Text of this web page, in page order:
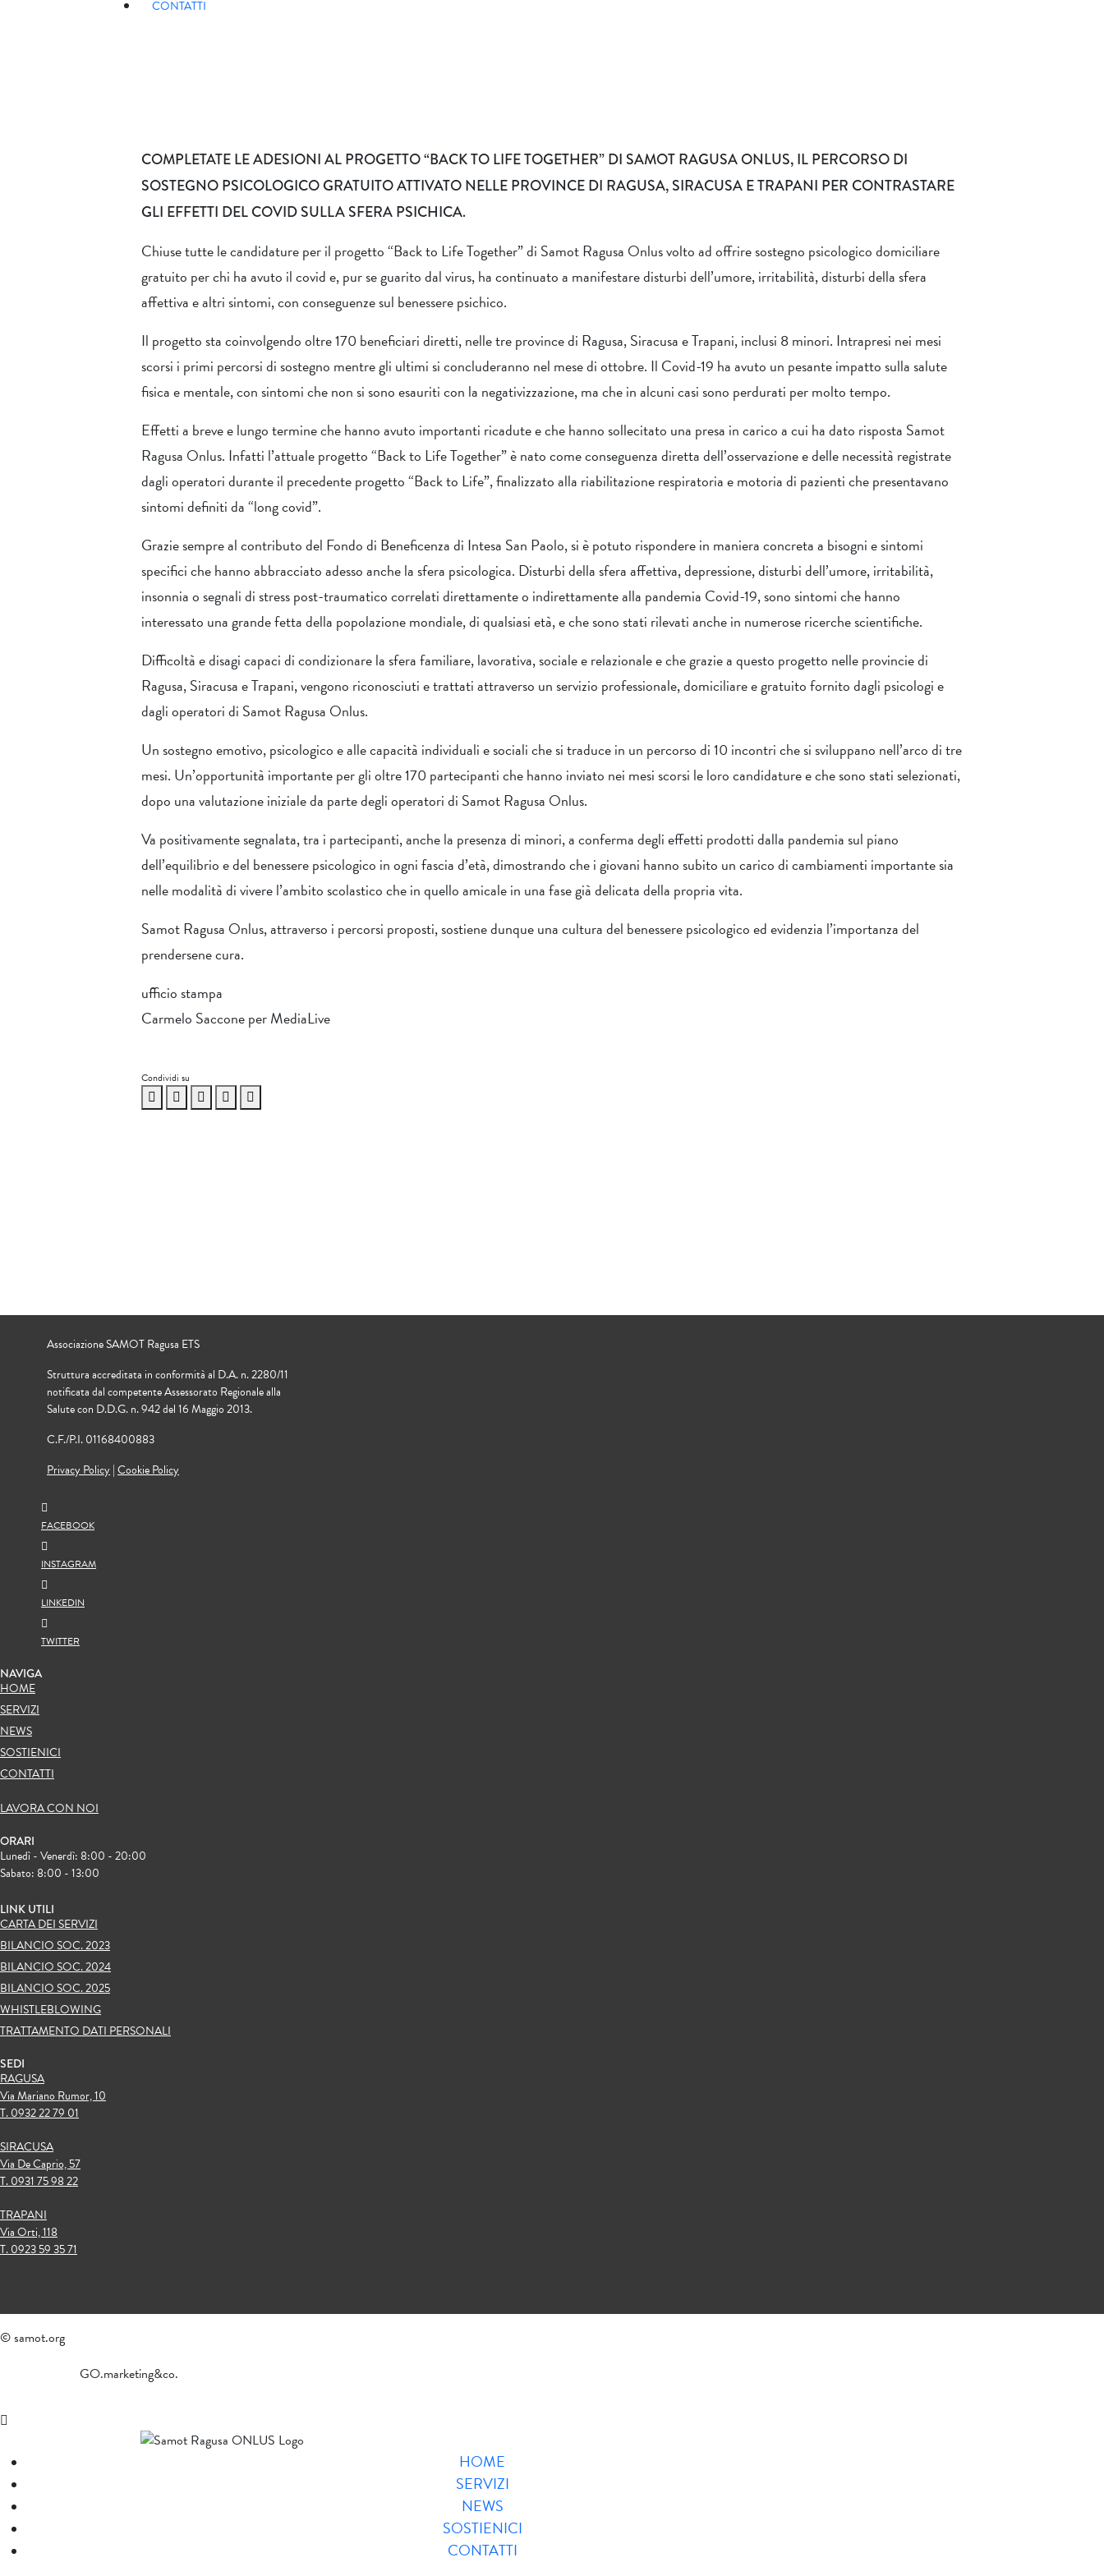
CONTATTI
COMPLETATE LE ADESIONI AL PROGETTO “BACK TO LIFE TOGETHER” DI SAMOT RAGUSA ONLUS, IL PERCORSO DI
SOSTEGNO PSICOLOGICO GRATUITO ATTIVATO NELLE PROVINCE DI RAGUSA, SIRACUSA E TRAPANI PER CONTRASTARE
GLI EFFETTI DEL COVID SULLA SFERA PSICHICA.
Chiuse tutte le candidature per il progetto “Back to Life Together” di Samot Ragusa Onlus volto ad offrire sostegno psicologico domiciliare
gratuito per chi ha avuto il covid e, pur se guarito dal virus, ha continuato a manifestare disturbi dell’umore, irritabilità, disturbi della sfera
affettiva e altri sintomi, con conseguenze sul benessere psichico.
Il progetto sta coinvolgendo oltre 170 beneficiari diretti, nelle tre province di Ragusa, Siracusa e Trapani, inclusi 8 minori. Intrapresi nei mesi
scorsi i primi percorsi di sostegno mentre gli ultimi si concluderanno nel mese di ottobre. Il Covid-19 ha avuto un pesante impatto sulla salute
fisica e mentale, con sintomi che non si sono esauriti con la negativizzazione, ma che in alcuni casi sono perdurati per molto tempo.
Effetti a breve e lungo termine che hanno avuto importanti ricadute e che hanno sollecitato una presa in carico a cui ha dato risposta Samot
Ragusa Onlus. Infatti l’attuale progetto “Back to Life Together” è nato come conseguenza diretta dell’osservazione e delle necessità registrate
dagli operatori durante il precedente progetto “Back to Life”, finalizzato alla riabilitazione respiratoria e motoria di pazienti che presentavano
sintomi definiti da “long covid”.
Grazie sempre al contributo del Fondo di Beneficenza di Intesa San Paolo, si è potuto rispondere in maniera concreta a bisogni e sintomi
specifici che hanno abbracciato adesso anche la sfera psicologica. Disturbi della sfera affettiva, depressione, disturbi dell’umore, irritabilità,
insonnia o segnali di stress post-traumatico correlati direttamente o indirettamente alla pandemia Covid-19, sono sintomi che hanno
interessato una grande fetta della popolazione mondiale, di qualsiasi età, e che sono stati rilevati anche in numerose ricerche scientifiche.
Difficoltà e disagi capaci di condizionare la sfera familiare, lavorativa, sociale e relazionale e che grazie a questo progetto nelle provincie di
Ragusa, Siracusa e Trapani, vengono riconosciuti e trattati attraverso un servizio professionale, domiciliare e gratuito fornito dagli psicologi e
dagli operatori di Samot Ragusa Onlus.
Un sostegno emotivo, psicologico e alle capacità individuali e sociali che si traduce in un percorso di 10 incontri che si sviluppano nell’arco di tre
mesi. Un’opportunità importante per gli oltre 170 partecipanti che hanno inviato nei mesi scorsi le loro candidature e che sono stati selezionati,
dopo una valutazione iniziale da parte degli operatori di Samot Ragusa Onlus.
Va positivamente segnalata, tra i partecipanti, anche la presenza di minori, a conferma degli effetti prodotti dalla pandemia sul piano
dell’equilibrio e del benessere psicologico in ogni fascia d’età, dimostrando che i giovani hanno subito un carico di cambiamenti importante sia
nelle modalità di vivere l’ambito scolastico che in quello amicale in una fase già delicata della propria vita.
Samot Ragusa Onlus, attraverso i percorsi proposti, sostiene dunque una cultura del benessere psicologico ed evidenzia l’importanza del
prendersene cura.
ufficio stampa
Carmelo Saccone per MediaLive
Associazione SAMOT Ragusa ETS
Struttura accreditata in conformità al D.A. n. 2280/11
notificata dal competente Assessorato Regionale alla
Salute con D.D.G. n. 942 del 16 Maggio 2013.
C.F./P.I. 01168400883
Privacy Policy|Cookie Policy
FACEBOOK
INSTAGRAM
LINKEDIN
TWITTER
NAVIGA
HOME
SERVIZI
NEWS
SOSTIENICI
CONTATTI
LAVORA CON NOI
ORARI
Lunedì - Venerdì: 8:00 - 20:00
Sabato: 8:00 - 13:00
LINK UTILI
CARTA DEI SERVIZI
BILANCIO SOC. 2023
BILANCIO SOC. 2024
BILANCIO SOC. 2025
WHISTLEBLOWING
TRATTAMENTO DATI PERSONALI
SEDI
RAGUSA
Via Mariano Rumor, 10
T. 0932 22 79 01
SIRACUSA
Via De Caprio, 57
T. 0931 75 98 22
TRAPANI
Via Orti, 118
T. 0923 59 35 71
© samot.org
GO.marketing&co.
HOME
SERVIZI
NEWS
SOSTIENICI
CONTATTI